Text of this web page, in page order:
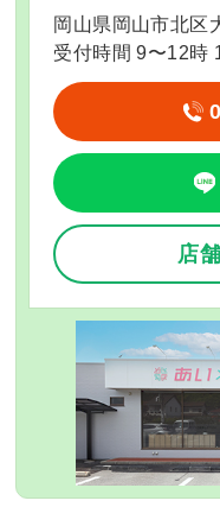
岡山県岡山市北区
受付時間 9〜12時
店